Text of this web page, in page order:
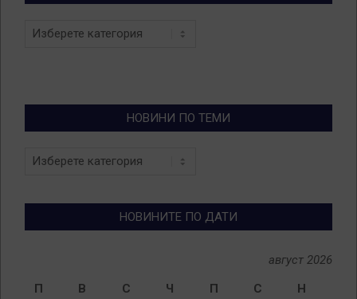
Categories
НОВИНИ ПО ТЕМИ
Новини
НОВИНИТЕ ПО ДАТИ
август 2026
П
В С Ч П С Н